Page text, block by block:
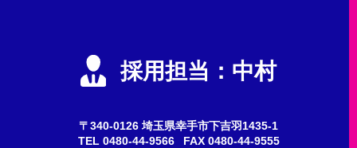
会社説明会 採用担当：中村
〒340-0126 埼玉県幸手市下吉羽1435-1
TEL 0480-44-9566 FAX 0480-44-9555